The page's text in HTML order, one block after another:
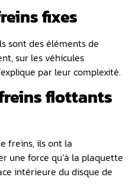
fixes
sont des éléments de
sur les véhicules
par leur complexité.
flottants
freins, ils ont la
une force qu’à la plaquette
intérieure du disque de